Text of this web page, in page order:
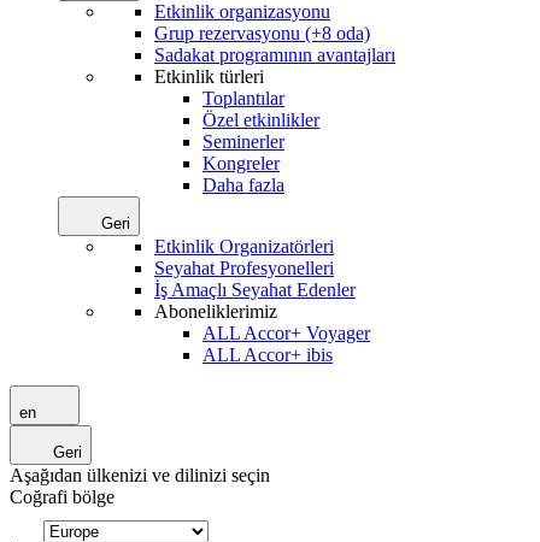
Etkinlik organizasyonu
Grup rezervasyonu (+8 oda)
Sadakat programının avantajları
Etkinlik türleri
Toplantılar
Özel etkinlikler
Seminerler
Kongreler
Daha fazla
Geri
Etkinlik Organizatörleri
Seyahat Profesyonelleri
İş Amaçlı Seyahat Edenler
Aboneliklerimiz
ALL Accor+ Voyager
ALL Accor+ ibis
en
Geri
Aşağıdan ülkenizi ve dilinizi seçin
Coğrafi bölge